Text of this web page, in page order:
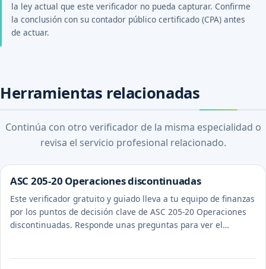
la ley actual que este verificador no pueda capturar. Confirme
la conclusión con su contador público certificado (CPA) antes
de actuar.
Herramientas relacionadas
Continúa con otro verificador de la misma especialidad o
revisa el servicio profesional relacionado.
ASC 205-20 Operaciones discontinuadas
Este verificador gratuito y guiado lleva a tu equipo de finanzas
por los puntos de decisión clave de ASC 205-20 Operaciones
discontinuadas. Responde unas preguntas para ver el